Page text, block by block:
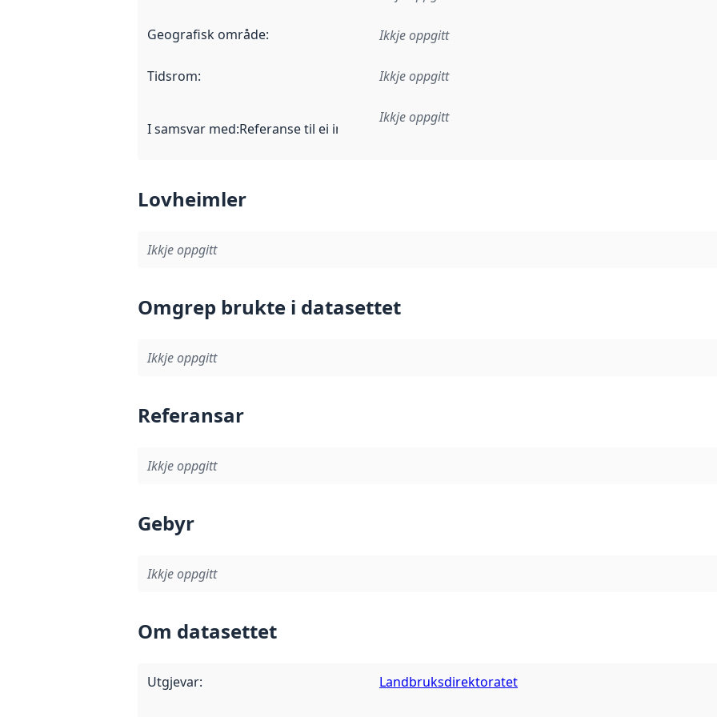
Geografisk område: Ikkje oppgitt
Tidsrom: Ikkje oppgitt
I samsvar med:Referanse til ei implementeringsregel eller anna spesifikasjon som ligg til
Ikkje oppgitt
Lovheimler
Ikkje oppgitt
Omgrep brukte i datasettet
Ikkje oppgitt
Referansar
Ikkje oppgitt
Gebyr
Ikkje oppgitt
Om datasettet
Utgjevar: Landbruksdirektoratet